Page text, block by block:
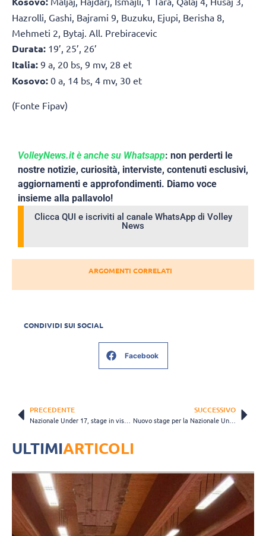
Hazrolli, Gashi, Bajrami 9, Buzuku, Ejupi, Berisha 8,
Mehmeti 2, Bytaj. All. Prebiracevic
Durata: 19’, 25’, 26’
Italia: 9 a, 20 bs, 9 mv, 28 et
Kosovo: 0 a, 14 bs, 4 mv, 30 et
(Fonte Fipav)
VolleyNews.it è anche su Whatsapp: non perderti le
nostre notizie, curiosità, interviste, contenuti esclusivi,
aggiornamenti e approfondimenti. Diamo voce
insieme alla pallavolo!
Clicca QUI e iscriviti al canale WhatsApp di Volley
News
ARGOMENTI CORRELATI
CONDIVIDI SUI SOCIAL
Facebook
PRECEDENTE SUCCESSIVO
Nuovo stage per la Nazionale Under 22 maschile: i convocati di Fanizza
ULTIMIARTICOLI